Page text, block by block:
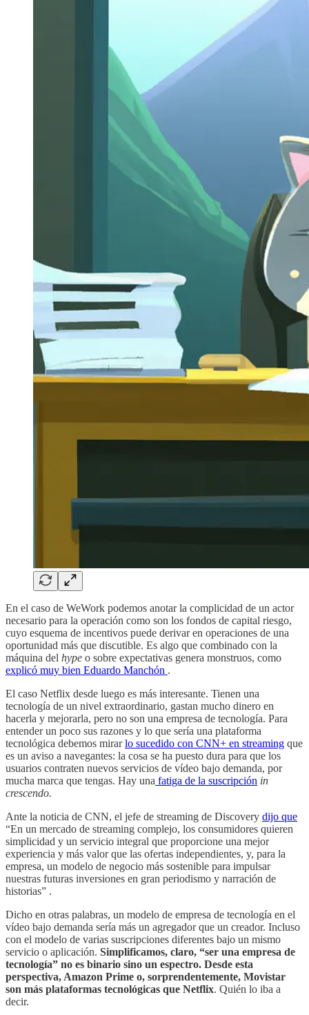
En el caso de WeWork podemos anotar la complicidad de un actor
necesario para la operación como son los fondos de capital riesgo,
cuyo esquema de incentivos puede derivar en operaciones de una
oportunidad más que discutible. Es algo que combinado con la
máquina del hype o sobre expectativas genera monstruos, como
explicó muy bien Eduardo Manchón .
El caso Netflix desde luego es más interesante. Tienen una
tecnología de un nivel extraordinario, gastan mucho dinero en
hacerla y mejorarla, pero no son una empresa de tecnología. Para
entender un poco sus razones y lo que sería una plataforma
tecnológica debemos mirarlo sucedido con CNN+ en streaming que
es un aviso a navegantes: la cosa se ha puesto dura para que los
usuarios contraten nuevos servicios de vídeo bajo demanda, por
mucha marca que tengas. Hay una fatiga de la suscripción in
crescendo.
Ante la noticia de CNN, el jefe de streaming de Discovery dijo que
“En un mercado de streaming complejo, los consumidores quieren
simplicidad y un servicio integral que proporcione una mejor
experiencia y más valor que las ofertas independientes, y, para la
empresa, un modelo de negocio más sostenible para impulsar
nuestras futuras inversiones en gran periodismo y narración de
historias” .
Dicho en otras palabras, un modelo de empresa de tecnología en el
vídeo bajo demanda sería más un agregador que un creador. Incluso
con el modelo de varias suscripciones diferentes bajo un mismo
servicio o aplicación. Simplificamos, claro, “ser una empresa de
tecnología” no es binario sino un espectro. Desde esta
perspectiva, Amazon Prime o, sorprendentemente, Movistar
son más plataformas tecnológicas que Netflix. Quién lo iba a
decir.